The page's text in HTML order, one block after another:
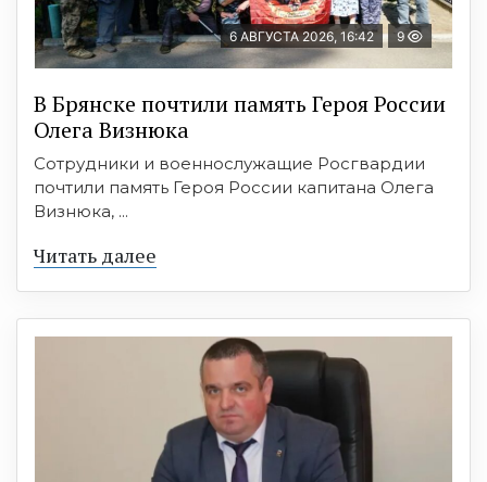
6 АВГУСТА 2026, 16:42 9
В Брянске почтили память Героя России
Олега Визнюка
Сотрудники и военнослужащие Росгвардии
почтили память Героя России капитана Олега
Визнюка, ...
Читать далее